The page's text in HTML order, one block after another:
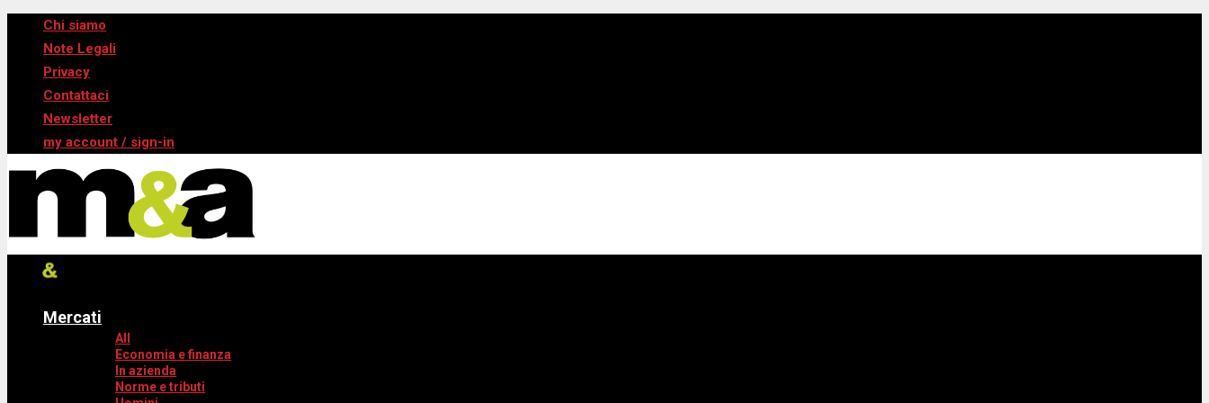
Chi siamo
Note Legali
Privacy
Contattaci
Newsletter
my account / sign-in
Mercati
All
Economia e finanza
In azienda
Norme e tributi